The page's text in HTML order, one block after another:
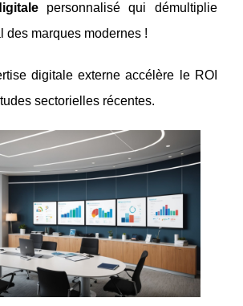
personnalisé qui démultiplie
des marques modernes !
digitale externe accélère le ROI
sectorielles récentes.